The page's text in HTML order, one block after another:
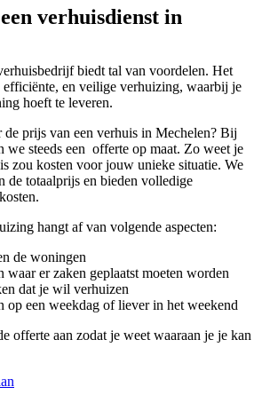
verhuisdienst in
biedt tal van voordelen. Het
efficiënte, en veilige verhuizing, waarbij je
hoeft te leveren.
de prijs van een verhuis in Mechelen? Bij
we steeds een offerte op maat. Zo weet je
zou kosten voor jouw unieke situatie. We
de totaalprijs en bieden volledige
hangt af van volgende aspecten:
de woningen
waar er zaken geplaatst moeten worden
dat je wil verhuizen
op een weekdag of liever in het weekend
offerte aan zodat je weet waaraan je je kan